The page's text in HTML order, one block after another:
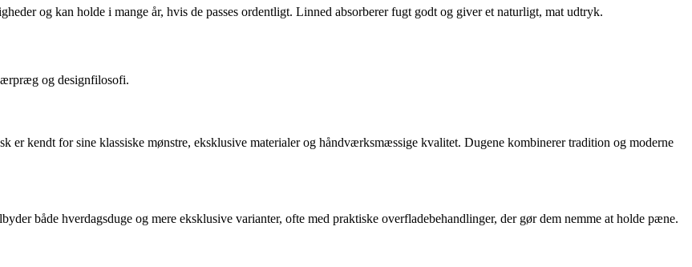
og kan holde i mange år, hvis de passes ordentligt. Linned absorberer fugt godt og giver et naturligt, mat udtryk.
og designfilosofi.
er kendt for sine klassiske mønstre, eksklusive materialer og håndværksmæssige kvalitet. Dugene kombinerer tradition og moderne
både hverdagsduge og mere eksklusive varianter, ofte med praktiske overfladebehandlinger, der gør dem nemme at holde pæne.